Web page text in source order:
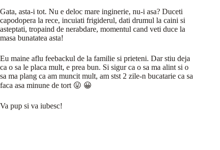
Gata, asta-i tot. Nu e deloc mare inginerie, nu-i asa? Duceti
capodopera la rece, incuiati frigiderul, dati drumul la caini si
asteptati, tropaind de nerabdare, momentul cand veti duce la
masa bunatatea asta!
Eu maine aflu feebackul de la familie si prieteni. Dar stiu deja
ca o sa le placa mult, e prea bun. Si sigur ca o sa ma alint si o
sa ma plang ca am muncit mult, am stst 2 zile-n bucatarie ca sa
faca asa minune de tort 😛 😀
Va pup si va iubesc!